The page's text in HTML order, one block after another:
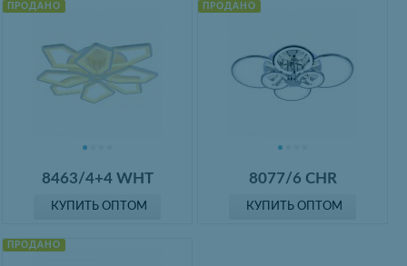
ПРОДАНО
8463/4+4 WHT
КУПИТЬ ОПТОМ
ПРОДАНО
8077/6 CHR
КУПИТЬ ОПТОМ
ПРОДАНО